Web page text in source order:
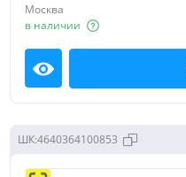
Москва
в наличии
Посмотреть
ШК:4640364100853